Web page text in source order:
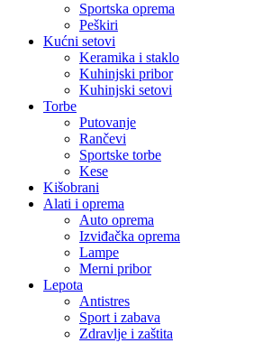
Sportska oprema
Peškiri
Kućni setovi
Keramika i staklo
Kuhinjski pribor
Kuhinjski setovi
Torbe
Putovanje
Rančevi
Sportske torbe
Kese
Kišobrani
Alati i oprema
Auto oprema
Izviđačka oprema
Lampe
Merni pribor
Lepota
Antistres
Sport i zabava
Zdravlje i zaštita